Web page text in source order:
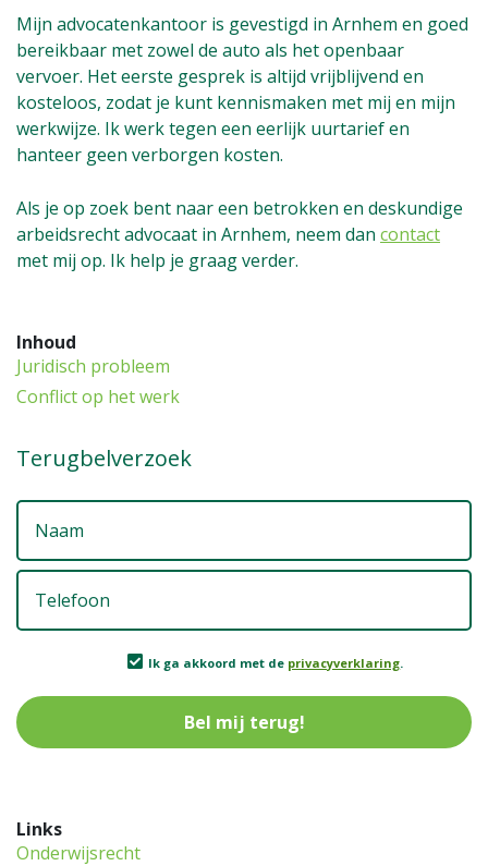
Mijn advocatenkantoor is gevestigd in Arnhem en goed
bereikbaar met zowel de auto als het openbaar
vervoer. Het eerste gesprek is altijd vrijblijvend en
kosteloos, zodat je kunt kennismaken met mij en mijn
werkwijze. Ik werk tegen een eerlijk uurtarief en
hanteer geen verborgen kosten.
Als je op zoek bent naar een betrokken en deskundige
arbeidsrecht advocaat in Arnhem, neem dan contact
met mij op. Ik help je graag verder.
Inhoud
Juridisch probleem
Conflict op het werk
Terugbelverzoek
Ik ga akkoord met de privacyverklaring.
Links
Onderwijsrecht